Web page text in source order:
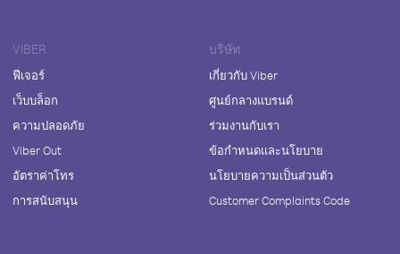
VIBER
ฟีเจอร์
เว็บบล็อก
ความปลอดภัย
Viber Out
อัตราค่าโทร
การสนับสนุน
บริษัท
เกี่ยวกับ Viber
ศูนย์กลางแบรนด์
ร่วมงานกับเรา
ข้อกำหนดและนโยบาย
นโยบายความเป็นส่วนตัว
Customer Complaints Code